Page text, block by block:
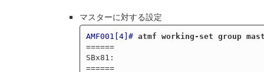
マスターに対する設定
AMF001[4]# atmf working-set group
======
SBx81:
======